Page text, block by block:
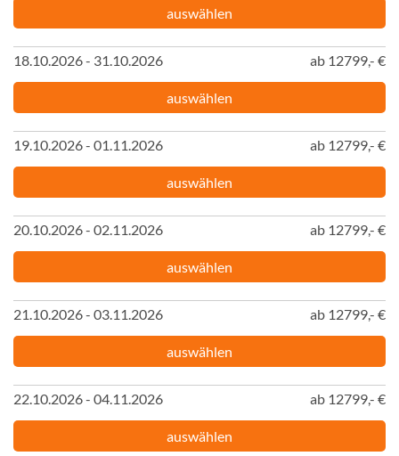
auswählen
18.10.2026 - 31.10.2026 ab 12799,- €
auswählen
19.10.2026 - 01.11.2026 ab 12799,- €
auswählen
20.10.2026 - 02.11.2026 ab 12799,- €
auswählen
21.10.2026 - 03.11.2026 ab 12799,- €
auswählen
22.10.2026 - 04.11.2026 ab 12799,- €
auswählen